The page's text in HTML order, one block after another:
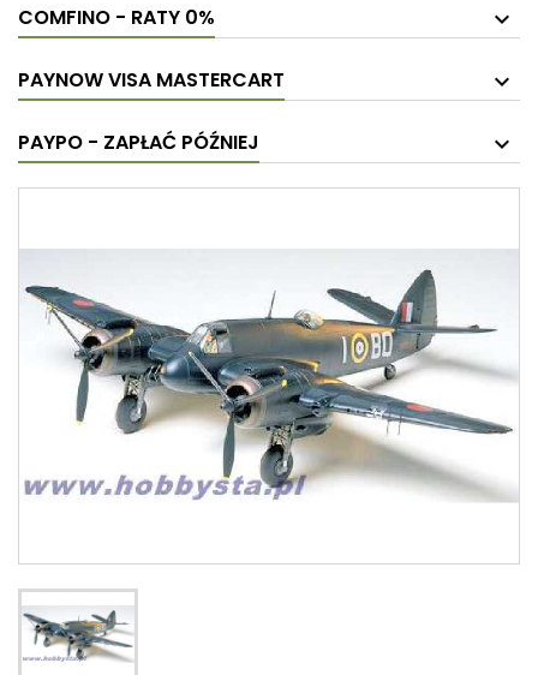
COMFINO - RATY 0%
PAYNOW VISA MASTERCART
PAYPO - ZAPŁAĆ PÓŹNIEJ